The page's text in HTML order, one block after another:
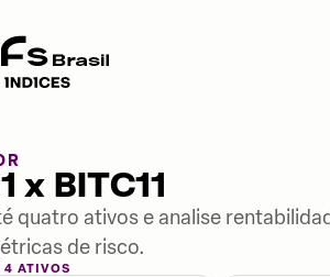
x BITC11
quatro ativos e analise
de risco.
4 ATIVOS